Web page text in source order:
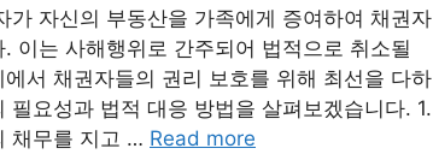
자신의 부동산을 가족에게 증여하여 채권자
이는 사해행위로 간주되어 법적으로 취소될
서 채권자들의 권리 보호를 위해 최선을 다하
요성과 법적 대응 방법을 살펴보겠습니다. 1.
채무를 지고 … Read more